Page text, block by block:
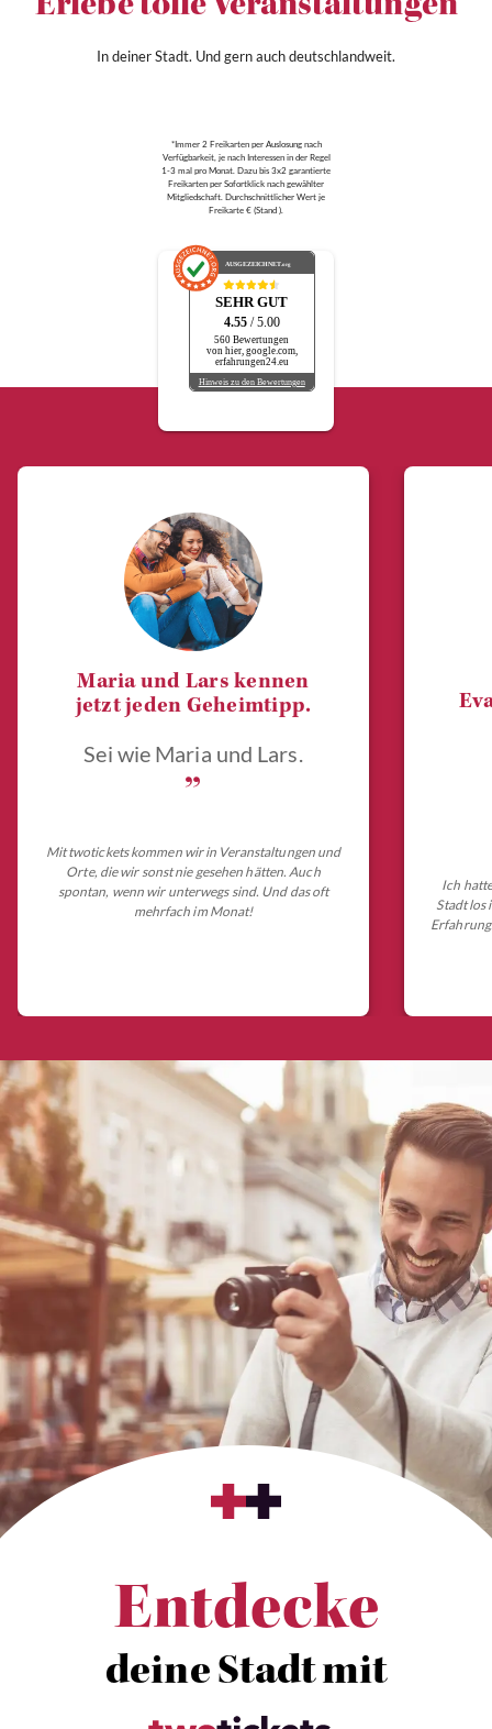
Erlebe tolle Veranstaltungen
In deiner Stadt. Und gern auch deutschlandweit.
*Immer 2 Freikarten per Auslosung nach
Verfügbarkeit, je nach Interessen in der Regel
1-3 mal pro Monat. Dazu bis 3x2 garantierte
Freikarten per Sofortklick nach gewählter
Mitgliedschaft. Durchschnittlicher Wert je
Freikarte € (Stand ).
AUSGEZEICHNET.org
SEHR GUT
4.55 / 5.00
560 Bewertungen
von hier, google.com,
erfahrungen24.eu
Hinweis zu den Bewertungen
Maria und Lars kennen
jetzt jeden Geheimtipp.
Sei wie Maria und Lars.
„
Mit twotickets kommen wir in Veranstaltungen und
Orte, die wir sonst nie gesehen hätten. Auch
spontan, wenn wir unterwegs sind. Und das oft
mehrfach im Monat!
Ich
Stadt los
Entdecke
deine Stadt mit